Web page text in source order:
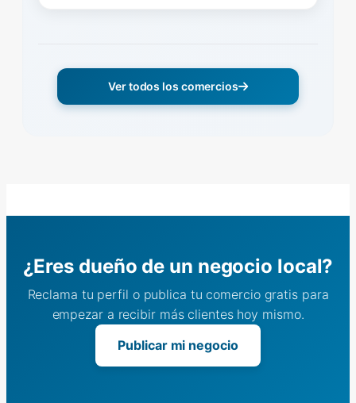
Ver todos los comercios
¿Eres dueño de un negocio local?
Reclama tu perfil o publica tu comercio gratis para
empezar a recibir más clientes hoy mismo.
Publicar mi negocio